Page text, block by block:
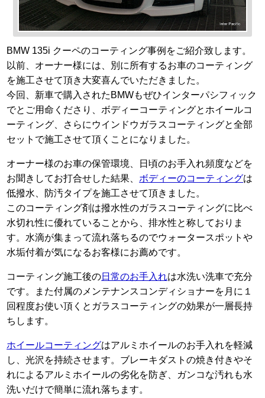
BMW 135i クーペのコーティング事例をご紹介致します。
以前、オーナー様には、別に所有するお車のコーティング
を施工させて頂き大変喜んでいただきました。
今回、新車で購入されたBMWもぜひインターパシフィック
でとご用命くださり、ボディーコーティングとホイールコ
ーティング、さらにウインドウガラスコーティングと全部
セットで施工させて頂くことになりました。
オーナー様のお車の保管環境、日頃のお手入れ頻度などを
お聞きしてお打合せした結果、 ボディーのコーティングは
低撥水、防汚タイプを施工させて頂きました。
このコーティング剤は撥水性のガラスコーティングに比べ
水切れ性に優れていることから、排水性と称しておりま
す。水滴が集まって流れ落ちるのでウォータースポットや
水垢付着が気になるお客様にお薦めです。
コーティング施工後の日常のお手入れは水洗い洗車で充分
です。また付属のメンテナンスコンディショナーを月に１
回程度お使い頂くとガラスコーティングの効果が一層長持
ちします。
ホイールコーティングはアルミホイールのお手入れを軽減
し、光沢を持続させます。ブレーキダストの焼き付きやそ
れによるアルミホイールの劣化を防ぎ、ガンコな汚れも水
洗いだけで簡単に流れ落ちます。